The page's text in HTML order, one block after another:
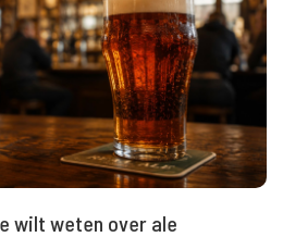
wilt weten over ale